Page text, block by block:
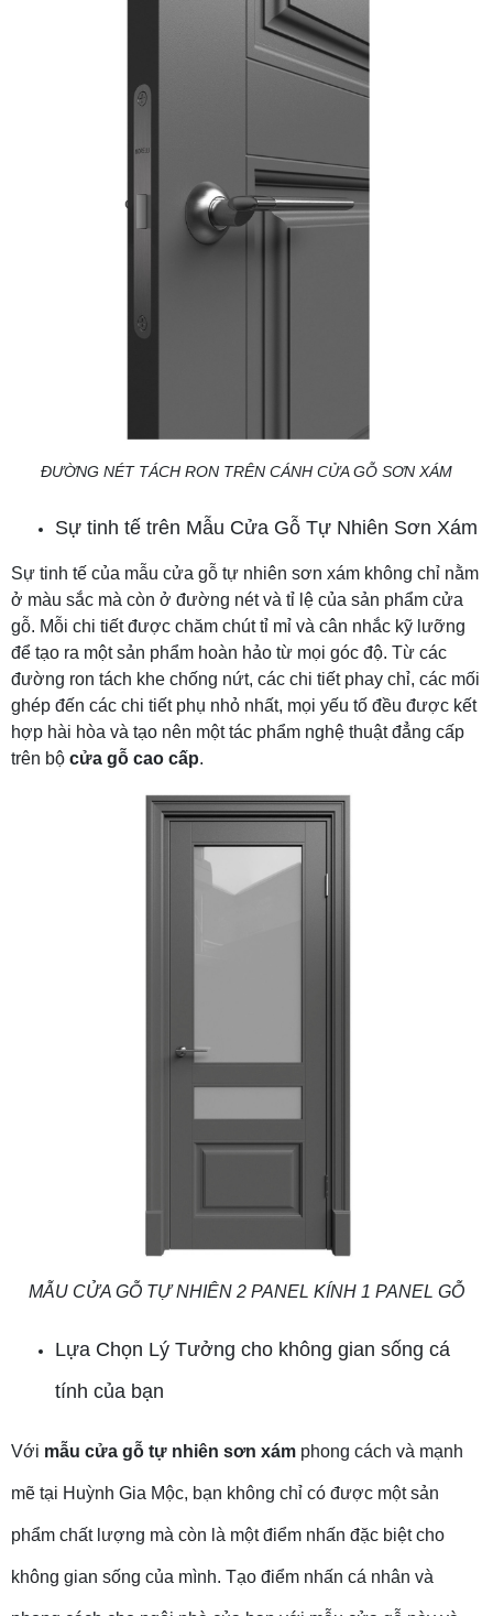
ĐƯỜNG NÉT TÁCH RON TRÊN CÁNH CỬA GỖ SƠN XÁM
Sự tinh tế trên Mẫu Cửa Gỗ Tự Nhiên Sơn Xám
Sự tinh tế của mẫu cửa gỗ tự nhiên sơn xám không chỉ nằm
ở màu sắc mà còn ở đường nét và tỉ lệ của sản phẩm cửa
gỗ. Mỗi chi tiết được chăm chút tỉ mỉ và cân nhắc kỹ lưỡng
để tạo ra một sản phẩm hoàn hảo từ mọi góc độ. Từ các
đường ron tách khe chống nứt, các chi tiết phay chỉ, các mối
ghép đến các chi tiết phụ nhỏ nhất, mọi yếu tố đều được kết
hợp hài hòa và tạo nên một tác phẩm nghệ thuật đẳng cấp
trên bộ cửa gỗ cao cấp.
MẪU CỬA GỖ TỰ NHIÊN 2 PANEL KÍNH 1 PANEL GỖ
Lựa Chọn Lý Tưởng cho không gian sống cá
tính của bạn
Với mẫu cửa gỗ tự nhiên sơn xám phong cách và mạnh
mẽ tại Huỳnh Gia Mộc, bạn không chỉ có được một sản
phẩm chất lượng mà còn là một điểm nhấn đặc biệt cho
không gian sống của mình. Tạo điểm nhấn cá nhân và